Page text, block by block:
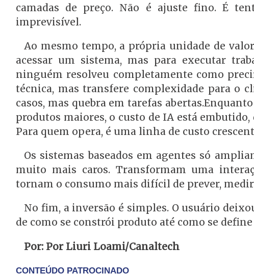
camadas de preço. Não é ajuste fino. É
imprevisível.
Ao mesmo tempo, a própria unidade de
acessar um sistema, mas para executar
ninguém resolveu completamente como
técnica, mas transfere complexidade para o
casos, mas quebra em tarefas
produtos maiores, o custo de IA está
Para quem opera, é uma linha de custo
Os sistemas baseados em agentes só
muito mais caros. Transformam uma
tornam o consumo mais difícil de prever,
No fim, a inversão é simples. O usuário
de como se constrói produto até como se
Por: Por Liuri Loami/Canaltech